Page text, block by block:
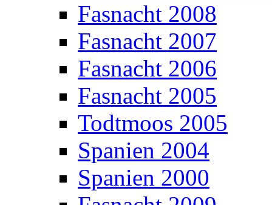
Fasnacht 2008
Fasnacht 2007
Fasnacht 2006
Fasnacht 2005
Todtmoos 2005
Spanien 2004
Spanien 2000